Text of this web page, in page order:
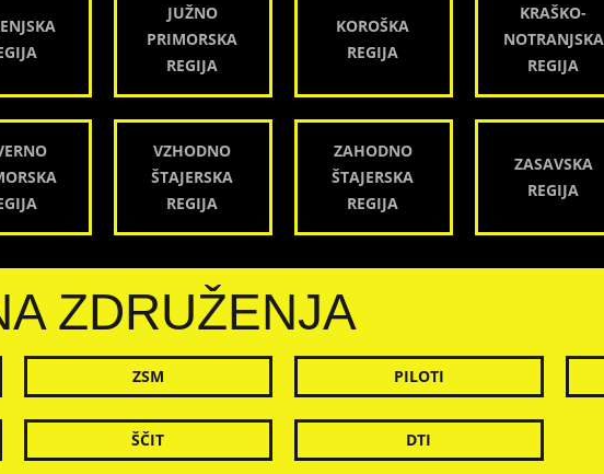
JUŽNO
PRIMORSKA
REGIJA
KOROŠKA
REGIJA
KRAŠKO-
NOTRANJSKA
REGIJA
VZHODNO
ŠTAJERSKA
REGIJA
ZAHODNO
ŠTAJERSKA
REGIJA
ZASAVSKA
REGIJA
ZDRUŽENJA
ZSM PILOTI
ŠČIT DTI